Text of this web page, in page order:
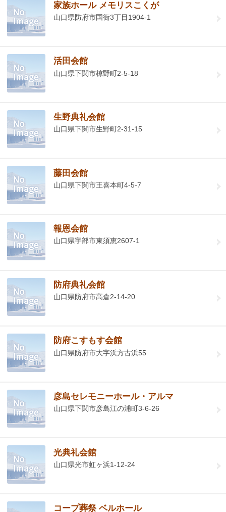
家族ホール メモリスこくが
山口県防府市国衙3丁目1904-1
活田会館
山口県下関市椋野町2-5-18
生野典礼会館
山口県下関市生野町2-31-15
藤田会館
山口県下関市王喜本町4-5-7
報恩会館
山口県宇部市東須恵2607-1
防府典礼会館
山口県防府市高倉2-14-20
防府こすもす会館
山口県防府市大字浜方古浜55
彦島セレモニーホール・アルマ
山口県下関市彦島江の浦町3-6-26
光典礼会館
山口県光市虹ヶ浜1-12-24
コープ葬祭 ベルホール